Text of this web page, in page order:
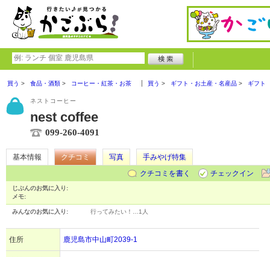
買う 食品・酒類 コーヒー・紅茶・お茶 買う ギフト・お土産・名産品 ギフト
ネストコーヒー
nest coffee
099-260-4091
基本情報 クチコミ 写真
手みやげ特集
クチコミを書く
チェックイン
じぶんのお気に入り:
メモ:
みんなのお気に入り: 行ってみたい！… 1人
住所 鹿児島市中山町2039-1